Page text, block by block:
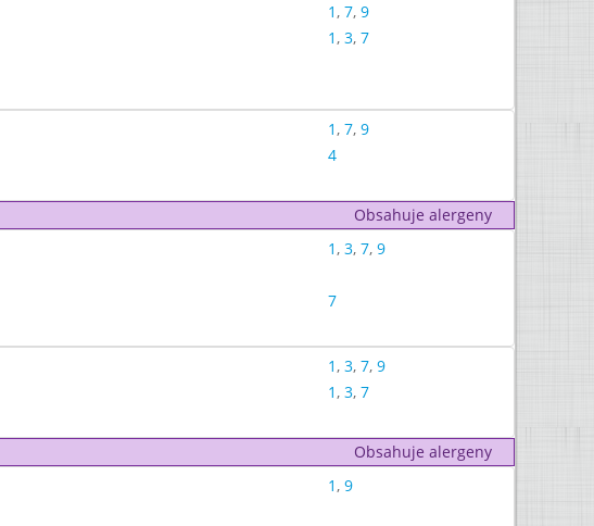
1, 7, 9
1, 3, 7
1, 7, 9
4
Obsahuje alergeny
1, 3, 7, 9
7
1, 3, 7, 9
1, 3, 7
Obsahuje alergeny
1, 9